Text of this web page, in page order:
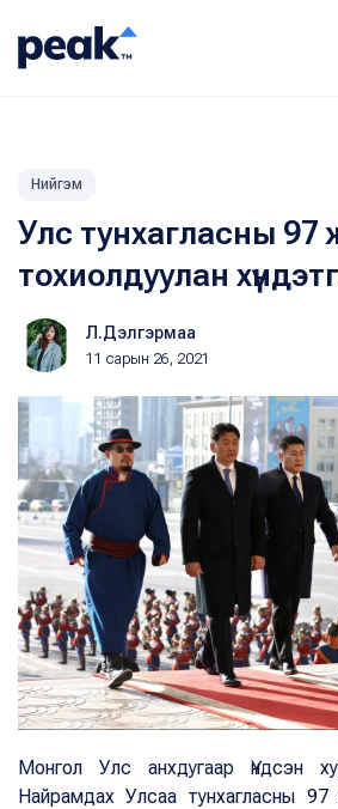
Нийгэм
Улс тунхагласны 97
тохиолдуулан
Л.Дэлгэрмаа
11 сарын 26, 2021
Монгол Улс анхдугаар Үндсэн
Найрамдах Улсаа тунхагласны